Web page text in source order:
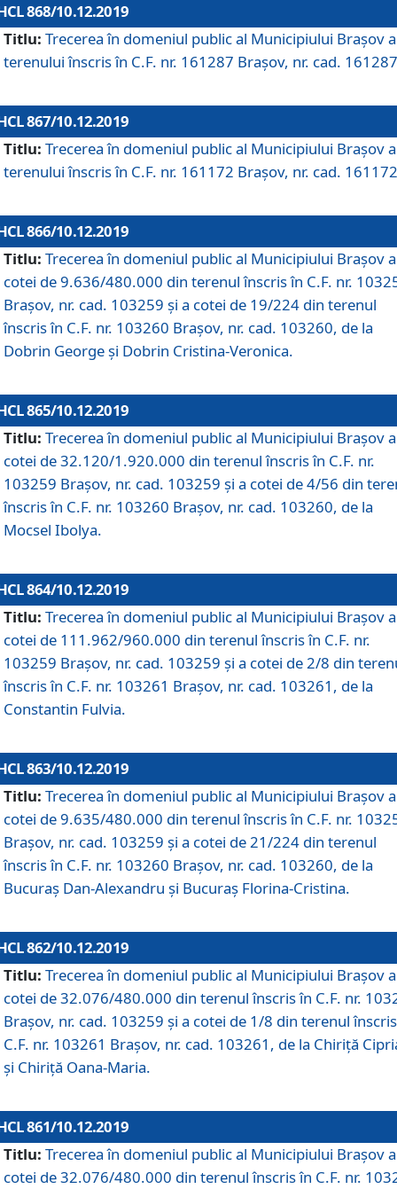
868/10.12.2019
Titlu: Trecerea în domeniul public al Municipiului Braşov a
terenului înscris în C.F. nr. 161287 Brașov, nr. cad.
867/10.12.2019
Titlu: Trecerea în domeniul public al Municipiului Braşov a
terenului înscris în C.F. nr. 161172 Brașov, nr. cad.
866/10.12.2019
Titlu: Trecerea în domeniul public al Municipiului Braşov a
cotei de 9.636/480.000 din terenul înscris în C.F. nr.
Brașov, nr. cad. 103259 și a cotei de 19/224 din terenul
înscris în C.F. nr. 103260 Brașov, nr. cad. 103260, de la
Dobrin George și Dobrin Cristina-Veronica.
865/10.12.2019
Titlu: Trecerea în domeniul public al Municipiului Braşov a
cotei de 32.120/1.920.000 din terenul înscris în C.F. nr.
103259 Brașov, nr. cad. 103259 și a cotei de 4/56 din
înscris în C.F. nr. 103260 Brașov, nr. cad. 103260, de la
Mocsel Ibolya.
864/10.12.2019
Titlu: Trecerea în domeniul public al Municipiului Braşov a
cotei de 111.962/960.000 din terenul înscris în C.F. nr.
103259 Brașov, nr. cad. 103259 și a cotei de 2/8 din
înscris în C.F. nr. 103261 Brașov, nr. cad. 103261, de la
Constantin Fulvia.
863/10.12.2019
Titlu: Trecerea în domeniul public al Municipiului Braşov a
cotei de 9.635/480.000 din terenul înscris în C.F. nr.
Brașov, nr. cad. 103259 și a cotei de 21/224 din terenul
înscris în C.F. nr. 103260 Brașov, nr. cad. 103260, de la
Bucuraș Dan-Alexandru și Bucuraș Florina-Cristina.
862/10.12.2019
Titlu: Trecerea în domeniul public al Municipiului Braşov a
cotei de 32.076/480.000 din terenul înscris în C.F. nr.
Brașov, nr. cad. 103259 și a cotei de 1/8 din terenul
C.F. nr. 103261 Brașov, nr. cad. 103261, de la Chiriță
și Chiriță Oana-Maria.
861/10.12.2019
Titlu: Trecerea în domeniul public al Municipiului Braşov a
cotei de 32.076/480.000 din terenul înscris în C.F. nr.